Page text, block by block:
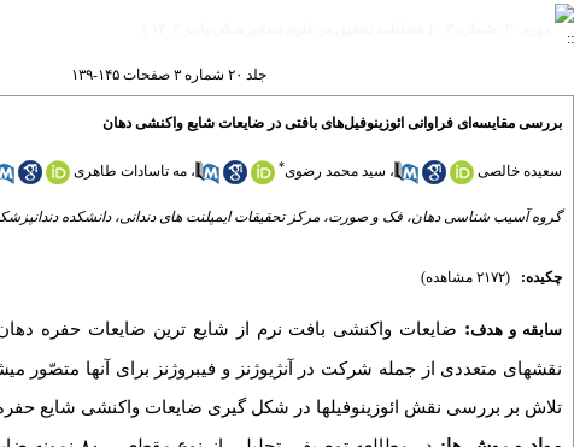
جلد ۲۰ شماره ۳ صفحات ۱۴۵-۱۳۹
بررسی مقایسه‌ای فراوانی ائوزینوفیل‌های بافتی در ضایعات شایع واکنشی دهان
سعیده خالصی ، سید محمد رضوی* ، مه تاسادات طاهری
گروه آسیب شناسی دهان، فک و صورت، مرکز تحقیقات ایمپلنت های دندانی، دانشکده
چکیده: (۲۱۷۲ مشاهده)
سابقه و هدف: ضایعات واکنشی بافت نرم از شایع ترین ضایعات حفره
نقشهای متعددی از جمله شرکت در آنژیوژنز و فیبروژنز برای آنها متصّور
تلاش بر بررسی نقش ائوزینوفیلها در شکل گیری ضایعات واکنشی شایع